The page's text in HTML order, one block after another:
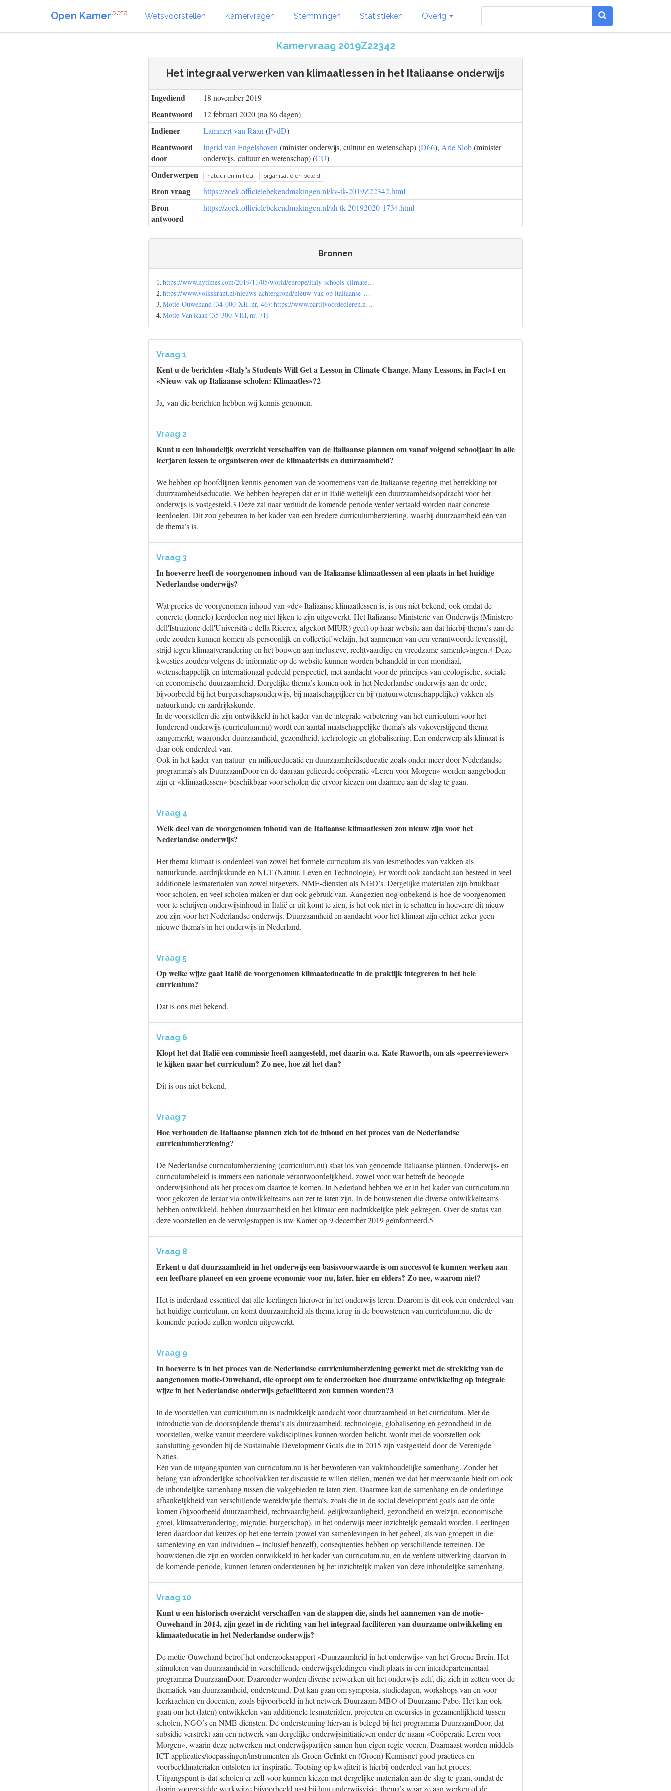
Open Kamerbeta Wetsvoorstellen Kamervragen Stemmingen Statistieken Overig
Kamervraag 2019Z22342
Het integraal verwerken van klimaatlessen in het Italiaanse onderwijs
Ingediend 18 november 2019
Beantwoord 12 februari 2020 (na 86 dagen)
Indiener Lammert van Raan (PvdD)
Beantwoord
door
Ingrid van Engelshoven (minister onderwijs, cultuur en wetenschap) (D66), Arie Slob(minister
onderwijs, cultuur en wetenschap) (CU)
Onderwerpen natuur en milieu organisatie en beleid
Bron vraag https://zoek.officielebekendmakingen.nl/kv-tk-2019Z22342.html
Bron
antwoord
https://zoek.officielebekendmakingen.nl/ah-tk-20192020-1734.html
Bronnen
1.https://www.nytimes.com/2019/11/05/world/europe/italy-schools-climate…
2.https://www.volkskrant.nl/nieuws-achtergrond/nieuw-vak-op-italiaanse-…
3.Motie-Ouwehand (34 000 XII, nr. 46): https://www.partijvoordedieren.n…
4.Motie-Van Raan (35 300 VIII, nr. 71)
Vraag 1
Kent u de berichten «Italy’s Students Will Get a Lesson in Climate Change. Many Lessons, in Fact»1 en
«Nieuw vak op Italiaanse scholen: Klimaatles»?2
Ja, van die berichten hebben wij kennis genomen.
Vraag 2
Kunt u een inhoudelijk overzicht verschaffen van de Italiaanse plannen om vanaf volgend schooljaar in alle
leerjaren lessen te organiseren over de klimaatcrisis en duurzaamheid?
We hebben op hoofdlijnen kennis genomen van de voornemens van de Italiaanse regering met betrekking tot
duurzaamheidseducatie. We hebben begrepen dat er in Italië wettelijk een duurzaamheidsopdracht voor het
onderwijs is vastgesteld.3 Deze zal naar verluidt de komende periode verder vertaald worden naar concrete
leerdoelen. Dit zou gebeuren in het kader van een bredere curriculumherziening, waarbij duurzaamheid één van
de thema’s is.
Vraag 3
In hoeverre heeft de voorgenomen inhoud van de Italiaanse klimaatlessen al een plaats in het huidige
Nederlandse onderwijs?
Wat precies de voorgenomen inhoud van «de» Italiaanse klimaatlessen is, is ons niet bekend, ook omdat de
concrete (formele) leerdoelen nog niet lijken te zijn uitgewerkt. Het Italiaanse Ministerie van Onderwijs (Ministero
dell'Istruzione dell'Università e della Ricerca, afgekort MIUR) geeft op haar website aan dat hierbij thema’s aan de
orde zouden kunnen komen als persoonlijk en collectief welzijn, het aannemen van een verantwoorde levensstijl,
strijd tegen klimaatverandering en het bouwen aan inclusieve, rechtvaardige en vreedzame samenlevingen.4 Deze
kwesties zouden volgens de informatie op de website kunnen worden behandeld in een mondiaal,
wetenschappelijk en internationaal gedeeld perspectief, met aandacht voor de principes van ecologische, sociale
en economische duurzaamheid. Dergelijke thema’s komen ook in het Nederlandse onderwijs aan de orde,
bijvoorbeeld bij het burgerschapsonderwijs, bij maatschappijleer en bij (natuurwetenschappelijke) vakken als
natuurkunde en aardrijkskunde.
In de voorstellen die zijn ontwikkeld in het kader van de integrale verbetering van het curriculum voor het
funderend onderwijs (curriculum.nu) wordt een aantal maatschappelijke thema’s als vakoverstijgend thema
aangemerkt, waaronder duurzaamheid, gezondheid, technologie en globalisering. Een onderwerp als klimaat is
daar ook onderdeel van.
Ook in het kader van natuur- en milieueducatie en duurzaamheidseducatie zoals onder meer door Nederlandse
programma’s als DuurzaamDoor en de daaraan gelieerde coöperatie «Leren voor Morgen» worden aangeboden
zijn er «klimaatlessen» beschikbaar voor scholen die ervoor kiezen om daarmee aan de slag te gaan.
Vraag 4
Welk deel van de voorgenomen inhoud van de Italiaanse klimaatlessen zou nieuw zijn voor het
Nederlandse onderwijs?
Het thema klimaat is onderdeel van zowel het formele curriculum als van lesmethodes van vakken als
natuurkunde, aardrijkskunde en NLT (Natuur, Leven en Technologie). Er wordt ook aandacht aan besteed in veel
additionele lesmaterialen van zowel uitgevers, NME-diensten als NGO’s. Dergelijke materialen zijn bruikbaar
voor scholen, en veel scholen maken er dan ook gebruik van. Aangezien nog onbekend is hoe de voorgenomen
voor te schrijven onderwijsinhoud in Italië er uit komt te zien, is het ook niet in te schatten in hoeverre dit nieuw
zou zijn voor het Nederlandse onderwijs. Duurzaamheid en aandacht voor het klimaat zijn echter zeker geen
nieuwe thema’s in het onderwijs in Nederland.
Vraag 5
Op welke wijze gaat Italië de voorgenomen klimaateducatie in de praktijk integreren in het hele
curriculum?
Dat is ons niet bekend.
Vraag 6
Klopt het dat Italië een commissie heeft aangesteld, met daarin o.a. Kate Raworth, om als «peerreviewer»
te kijken naar het curriculum? Zo nee, hoe zit het dan?
Dit is ons niet bekend.
Vraag 7
Hoe verhouden de Italiaanse plannen zich tot de inhoud en het proces van de Nederlandse
curriculumherziening?
De Nederlandse curriculumherziening (curriculum.nu) staat los van genoemde Italiaanse plannen. Onderwijs- en
curriculumbeleid is immers een nationale verantwoordelijkheid, zowel voor wat betreft de beoogde
onderwijsinhoud als het proces om daartoe te komen. In Nederland hebben we er in het kader van curriculum.nu
voor gekozen de leraar via ontwikkelteams aan zet te laten zijn. In de bouwstenen die diverse ontwikkelteams
hebben ontwikkeld, hebben duurzaamheid en het klimaat een nadrukkelijke plek gekregen. Over de status van
deze voorstellen en de vervolgstappen is uw Kamer op 9 december 2019 geïnformeerd.5
Vraag 8
Erkent u dat duurzaamheid in het onderwijs een basisvoorwaarde is om succesvol te kunnen werken aan
een leefbare planeet en een groene economie voor nu, later, hier en elders? Zo nee, waarom niet?
Het is inderdaad essentieel dat alle leerlingen hierover in het onderwijs leren. Daarom is dit ook een onderdeel van
het huidige curriculum, en komt duurzaamheid als thema terug in de bouwstenen van curriculum.nu, die de
komende periode zullen worden uitgewerkt.
Vraag 9
In hoeverre is in het proces van de Nederlandse curriculumherziening gewerkt met de strekking van de
aangenomen motie-Ouwehand, die oproept om te onderzoeken hoe duurzame ontwikkeling op integrale
wijze in het Nederlandse onderwijs gefaciliteerd zou kunnen worden?3
In de voorstellen van curriculum.nu is nadrukkelijk aandacht voor duurzaamheid in het curriculum. Met de
introductie van de doorsnijdende thema’s als duurzaamheid, technologie, globalisering en gezondheid in de
voorstellen, welke vanuit meerdere vakdisciplines kunnen worden belicht, wordt met de voorstellen ook
aansluiting gevonden bij de Sustainable Development Goals die in 2015 zijn vastgesteld door de Verenigde
Naties.
Eén van de uitgangspunten van curriculum.nu is het bevorderen van vakinhoudelijke samenhang. Zonder het
belang van afzonderlijke schoolvakken ter discussie te willen stellen, menen we dat het meerwaarde biedt om ook
de inhoudelijke samenhang tussen die vakgebieden te laten zien. Daarmee kan de samenhang en de onderlinge
afhankelijkheid van verschillende wereldwijde thema’s, zoals die in de social development goals aan de orde
komen (bijvoorbeeld duurzaamheid, rechtvaardigheid, gelijkwaardigheid, gezondheid en welzijn, economische
groei, klimaatverandering, migratie, burgerschap), in het onderwijs meer inzichtelijk gemaakt worden. Leerlingen
leren daardoor dat keuzes op het ene terrein (zowel van samenlevingen in het geheel, als van groepen in die
samenleving en van individuen – inclusief henzelf), consequenties hebben op verschillende terreinen. De
bouwstenen die zijn en worden ontwikkeld in het kader van curriculum.nu, en de verdere uitwerking daarvan in
de komende periode, kunnen leraren ondersteunen bij het inzichtelijk maken van deze inhoudelijke samenhang.
Vraag 10
Kunt u een historisch overzicht verschaffen van de stappen die, sinds het aannemen van de motie-
Ouwehand in 2014, zijn gezet in de richting van het integraal faciliteren van duurzame ontwikkeling en
klimaateducatie in het Nederlandse onderwijs?
De motie-Ouwehand betrof het onderzoeksrapport «Duurzaamheid in het onderwijs» van het Groene Brein. Het
stimuleren van duurzaamheid in verschillende onderwijsgeledingen vindt plaats in een interdepartementaal
programma DuurzaamDoor. Daaronder worden diverse netwerken uit het onderwijs zelf, die zich in zetten voor de
thematiek van duurzaamheid, ondersteund. Dat kan gaan om symposia, studiedagen, workshops van en voor
leerkrachten en docenten, zoals bijvoorbeeld in het netwerk Duurzaam MBO of Duurzame Pabo. Het kan ook
gaan om het (laten) ontwikkelen van additionele lesmaterialen, projecten en excursies in gezamenlijkheid tussen
scholen, NGO’s en NME-diensten. De ondersteuning hiervan is belegd bij het programma DuurzaamDoor, dat
subsidie verstrekt aan een netwerk van dergelijke onderwijsinitiatieven onder de naam «Coöperatie Leren voor
Morgen», waarin deze netwerken met onderwijspartijen samen hun eigen regie voeren. Daarnaast worden middels
ICT-applicaties/toepassingen/instrumenten als Groen Gelinkt en (Groen) Kennisnet good practices en
voorbeeldmaterialen ontsloten ter inspiratie. Toetsing op kwaliteit is hierbij onderdeel van het proces.
Uitgangspunt is dat scholen er zelf voor kunnen kiezen met dergelijke materialen aan de slag te gaan, omdat de
daarin voorgestelde werkwijze bijvoorbeeld past bij hun onderwijsvisie, thema’s waar ze aan werken of de